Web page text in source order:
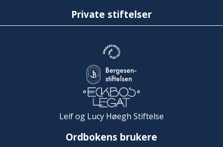
Private stiftelser
Leif og Lucy Høegh Stiftelse
Ordbokens brukere